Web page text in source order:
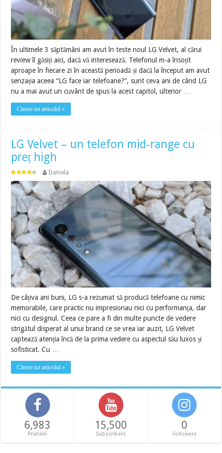
În ultimele 3 săptămâni am avut în teste noul LG Velvet, al cărui
review îl găsiți aici, dacă vă interesează. Telefonul m-a însoțit
aproape în fiecare zi în această perioadă și dacă la început am avut
senzația aceea “LG face iar telefoane?”, sunt ceva ani de când LG
nu a mai avut un cuvânt de spus la acest capitol, ulterior …
Citește tot articolul »
LG Velvet – un telefon mid-range cu
preț high
Daniela
De câțiva ani buni, LG s-a rezumat să producă telefoane cu nimic
memorabile, care practic nu impresionau nici cu performanța, dar
nici cu designul. Ceea ce pare a fi din multe puncte de vedere
strigătul disperat al unui brand ce se vrea iar auzit, LG Velvet
captează atenția încă de la prima vedere cu aspectul său luxos și
sofisticat. Cu …
Citește tot articolul »
6,983
Prieteni
15,500
Subscribers
0
Followers